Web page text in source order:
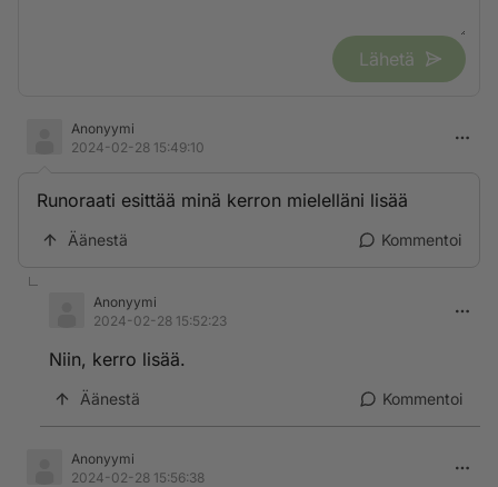
Lähetä
Anonyymi
2024-02-28 15:49:10
Runoraati esittää minä kerron mielelläni lisää
Äänestä Kommentoi
Anonyymi
2024-02-28 15:52:23
Niin, kerro lisää.
Äänestä Kommentoi
Anonyymi
2024-02-28 15:56:38